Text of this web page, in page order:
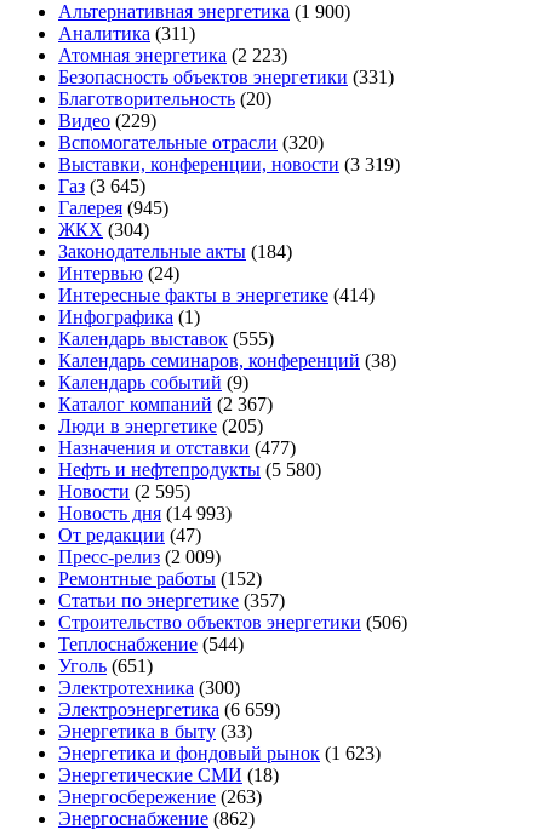
Альтернативная энергетика (1 900)
Аналитика (311)
Атомная энергетика (2 223)
Безопасность объектов энергетики (331)
Благотворительность (20)
Видео (229)
Вспомогательные отрасли (320)
Выставки, конференции, новости (3 319)
Газ (3 645)
Галерея (945)
ЖКХ (304)
Законодательные акты (184)
Интервью (24)
Интересные факты в энергетике (414)
Инфографика (1)
Календарь выставок (555)
Календарь семинаров, конференций (38)
Календарь событий (9)
Каталог компаний (2 367)
Люди в энергетике (205)
Назначения и отставки (477)
Нефть и нефтепродукты (5 580)
Новости (2 595)
Новость дня (14 993)
От редакции (47)
Пресс-релиз (2 009)
Ремонтные работы (152)
Статьи по энергетике (357)
Строительство объектов энергетики (506)
Теплоснабжение (544)
Уголь (651)
Электротехника (300)
Электроэнергетика (6 659)
Энергетика в быту (33)
Энергетика и фондовый рынок (1 623)
Энергетические СМИ (18)
Энергосбережение (263)
Энергоснабжение (862)